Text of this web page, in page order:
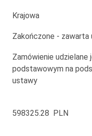
Krajowa
Zakończone - zawarta
Zamówienie
podstawowym na
ustawy
598325.28 PLN